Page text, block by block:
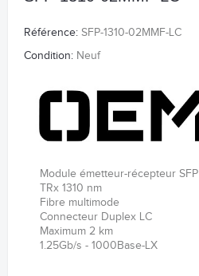
Référence: SFP-1310-02MMF-LC
Condition: Neuf
Module émetteur-récepteur SFP
TRx 1310 nm
Fibre multimode
Connecteur Duplex LC
Maximum 2 km
1.25Gb/s - 1000Base-LX